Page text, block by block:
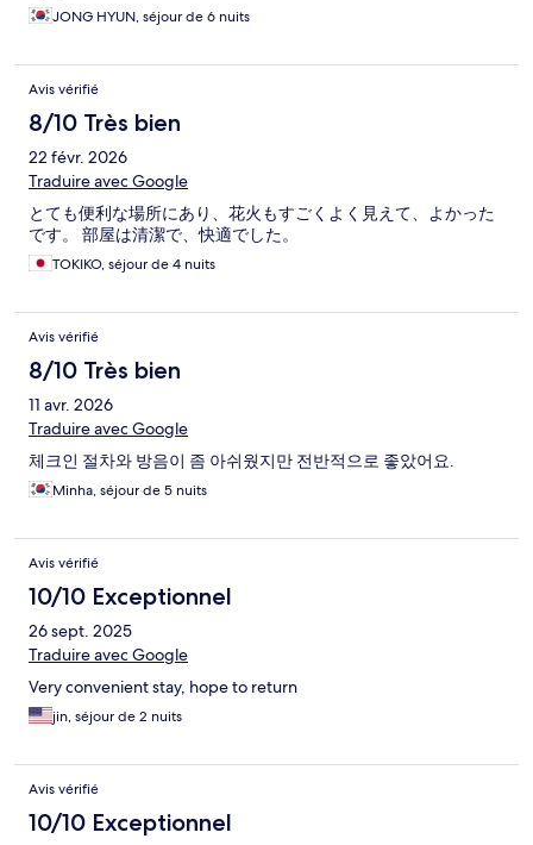
JONG HYUN, séjour de 6 nuits
Avis vérifié
8/10 Très bien
22 févr. 2026
Traduire avec Google
とても便利な場所にあり、花火もすごくよく見えて、よかった
です。 部屋は清潔で、快適でした。
TOKIKO, séjour de 4 nuits
Avis vérifié
8/10 Très bien
11 avr. 2026
Traduire avec Google
체크인 절차와 방음이 좀 아쉬웠지만 전반적으로 좋았어요.
Minha, séjour de 5 nuits
Avis vérifié
10/10 Exceptionnel
26 sept. 2025
Traduire avec Google
Very convenient stay, hope to return
jin, séjour de 2 nuits
Avis vérifié
10/10 Exceptionnel